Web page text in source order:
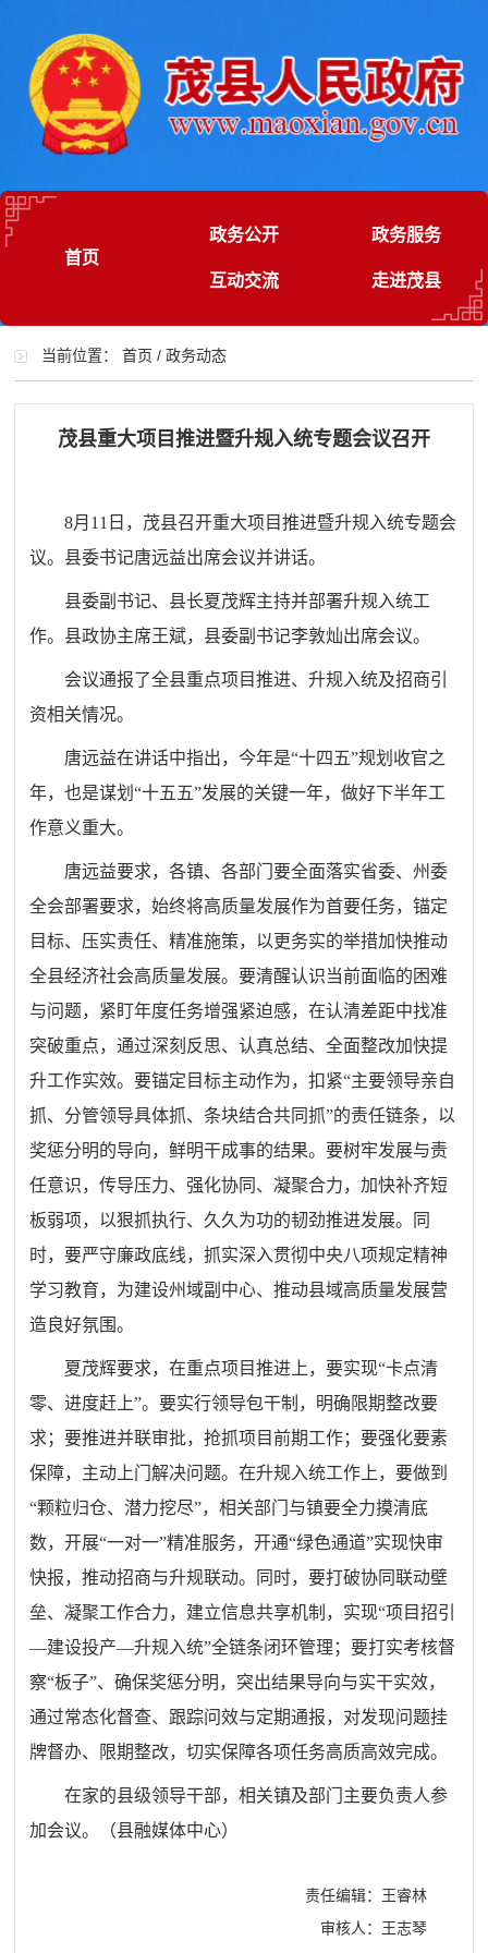
首页
政务公开 政务服务
互动交流 走进茂县
当前位置：首页 /政务动态
茂县重大项目推进暨升规入统专题会议召开
8月11日，茂县召开重大项目推进暨升规入统专题会
议。县委书记唐远益出席会议并讲话。
县委副书记、县长夏茂辉主持并部署升规入统工
作。县政协主席王斌，县委副书记李敦灿出席会议。
会议通报了全县重点项目推进、升规入统及招商引
资相关情况。
唐远益在讲话中指出，今年是“十四五”规划收官之
年，也是谋划“十五五”发展的关键一年，做好下半年工
作意义重大。
唐远益要求，各镇、各部门要全面落实省委、州委
全会部署要求，始终将高质量发展作为首要任务，锚定
目标、压实责任、精准施策，以更务实的举措加快推动
全县经济社会高质量发展。要清醒认识当前面临的困难
与问题，紧盯年度任务增强紧迫感，在认清差距中找准
突破重点，通过深刻反思、认真总结、全面整改加快提
升工作实效。要锚定目标主动作为，扣紧“主要领导亲自
抓、分管领导具体抓、条块结合共同抓”的责任链条，以
奖惩分明的导向，鲜明干成事的结果。要树牢发展与责
任意识，传导压力、强化协同、凝聚合力，加快补齐短
板弱项，以狠抓执行、久久为功的韧劲推进发展。同
时，要严守廉政底线，抓实深入贯彻中央八项规定精神
学习教育，为建设州域副中心、推动县域高质量发展营
造良好氛围。
夏茂辉要求，在重点项目推进上，要实现“卡点清
零、进度赶上”。要实行领导包干制，明确限期整改要
求；要推进并联审批，抢抓项目前期工作；要强化要素
保障，主动上门解决问题。在升规入统工作上，要做到
“颗粒归仓、潜力挖尽”，相关部门与镇要全力摸清底
数，开展“一对一”精准服务，开通“绿色通道”实现快审
快报，推动招商与升规联动。同时，要打破协同联动壁
垒、凝聚工作合力，建立信息共享机制，实现“项目招引
—建设投产—升规入统”全链条闭环管理；要打实考核督
察“板子”、确保奖惩分明，突出结果导向与实干实效，
通过常态化督查、跟踪问效与定期通报，对发现问题挂
牌督办、限期整改，切实保障各项任务高质高效完成。
在家的县级领导干部，相关镇及部门主要负责人参
加会议。（县融媒体中心）
责任编辑：王睿林
审核人：王志琴